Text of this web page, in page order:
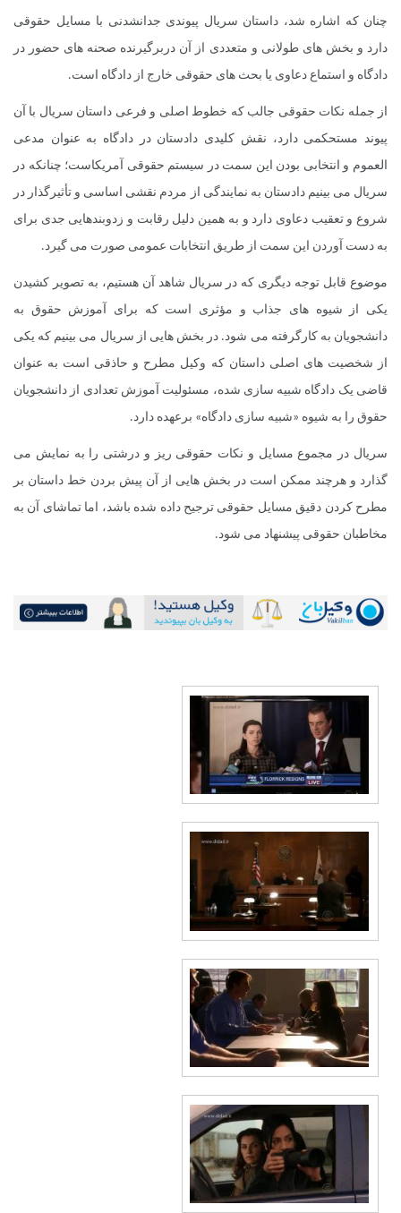
چنان که اشاره شد، داستان سریال پیوندی جدانشدنی با مسایل حقوقی
دارد و بخش های طولانی و متعددی از آن دربرگیرنده صحنه های حضور در
دادگاه و استماع دعاوی یا بحث های حقوقی خارج از دادگاه است.
از جمله نکات حقوقی جالب که خطوط اصلی و فرعی داستان سریال با آن
پیوند مستحکمی دارد، نقش کلیدی دادستان در دادگاه به عنوان مدعی
العموم و انتخابی بودن این سمت در سیستم حقوقی آمریکاست؛ چنانکه در
سریال می بینیم دادستان به نمایندگی از مردم نقشی اساسی و تأثیرگذار در
شروع و تعقیب دعاوی دارد و به همین دلیل رقابت و زدوبندهایی جدی برای
به دست آوردن این سمت از طریق انتخابات عمومی صورت می گیرد.
موضوع قابل توجه دیگری که در سریال شاهد آن هستیم، به تصویر کشیدن
یکی از شیوه های جذاب و مؤثری است که برای آموزش حقوق به
دانشجویان به کارگرفته می شود. در بخش هایی از سریال می بینیم که یکی
از شخصیت های اصلی داستان که وکیل مطرح و حاذقی است به عنوان
قاضی یک دادگاه شبیه سازی شده، مسئولیت آموزش تعدادی از دانشجویان
حقوق را به شیوه «شبیه سازی دادگاه» برعهده دارد.
سریال در مجموع مسایل و نکات حقوقی ریز و درشتی را به نمایش می
گذارد و هرچند ممکن است در بخش هایی از آن پیش بردن خط داستان بر
مطرح کردن دقیق مسایل حقوقی ترجیح داده شده باشد، اما تماشای آن به
مخاطبان حقوقی پیشنهاد می شود.